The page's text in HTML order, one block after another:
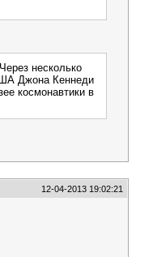
несколько
Джона Кеннеди
космонавтики в
12-04-2013 19:02:21